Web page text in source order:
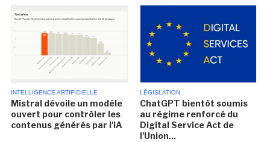
INTELLIGENCE ARTIFICIELLE
Mistral dévoile un modèle
ouvert pour contrôler les
contenus générés par l'IA
LÉGISLATION
ChatGPT bientôt soumis
au régime renforcé du
Digital Service Act de
l'Union...